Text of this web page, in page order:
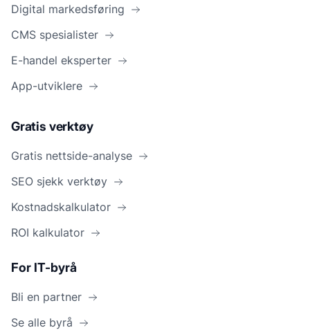
Digital markedsføring
CMS spesialister
E-handel eksperter
App-utviklere
Gratis verktøy
Gratis nettside-analyse
SEO sjekk verktøy
Kostnadskalkulator
ROI kalkulator
For IT-byrå
Bli en partner
Se alle byrå